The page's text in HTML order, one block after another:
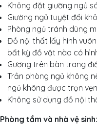
Không đặt giường ngủ
Giường ngủ tuyệt đối
Phòng ngủ tránh dùng
Đồ nội thất lấy hình
bất kỳ đồ vật nào có
Gương trên bàn trang
Trần phòng ngủ không
ngủ không được trọn
Không sử dụng đồ nội
Phòng tắm và nhà vệ sinh: